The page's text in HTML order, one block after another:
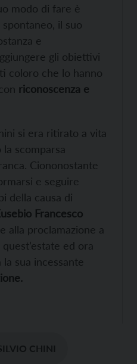
modo di fare è
il suo
e
gli obiettivi
coloro che lo hanno
riconoscenza e
si era ritirato a vita
scomparsa
Ciononostante
e seguire
della causa di
Francesco
alla proclamazione a
ed ora
la sua incessante
CHINI